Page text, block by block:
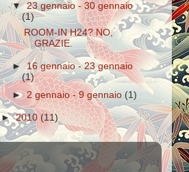
▼23 gennaio - 30 gennaio
(1)
ROOM-IN H24? NO,
GRAZIE.
►16 gennaio - 23 gennaio
(1)
►2 gennaio - 9 gennaio(1)
►2010(11)